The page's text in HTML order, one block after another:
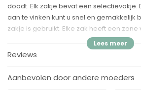
doodt. Elk zakje bevat een selectievakje.
aan te vinken kunt u snel en gemakkelijk
zakje is gebruikt. Elke zak heeft een zone
behandeling. Dit is een gemarkeerde
het direct uit de magnetron veilig kan
individuele zakken, en elke zak kan tot
Reviews
Aanbevolen door andere moeders